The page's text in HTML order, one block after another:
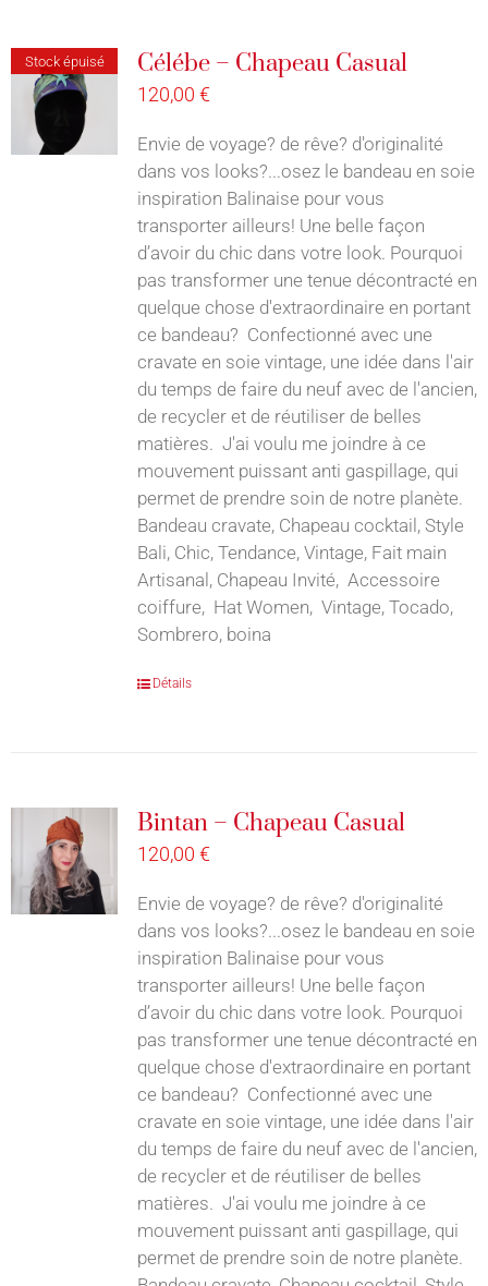
Stock épuisé Célébe – Chapeau Casual
120,00 €
Envie de voyage? de rêve? d'originalité
dans vos looks?...osez le bandeau en soie
inspiration Balinaise pour vous
transporter ailleurs! Une belle façon
d’avoir du chic dans votre look. Pourquoi
pas transformer une tenue décontracté en
quelque chose d'extraordinaire en portant
ce bandeau? Confectionné avec une
cravate en soie vintage, une idée dans l'air
du temps de faire du neuf avec de l'ancien,
de recycler et de réutiliser de belles
matières. J'ai voulu me joindre à ce
mouvement puissant anti gaspillage, qui
permet de prendre soin de notre planète.
Bandeau cravate, Chapeau cocktail, Style
Bali, Chic, Tendance, Vintage, Fait main
Artisanal, Chapeau Invité, Accessoire
coiffure, Hat Women, Vintage, Tocado,
Sombrero, boina
Détails
Bintan – Chapeau Casual
120,00 €
Envie de voyage? de rêve? d'originalité
dans vos looks?...osez le bandeau en soie
inspiration Balinaise pour vous
transporter ailleurs! Une belle façon
d’avoir du chic dans votre look. Pourquoi
pas transformer une tenue décontracté en
quelque chose d'extraordinaire en portant
ce bandeau? Confectionné avec une
cravate en soie vintage, une idée dans l'air
du temps de faire du neuf avec de l'ancien,
de recycler et de réutiliser de belles
matières. J'ai voulu me joindre à ce
mouvement puissant anti gaspillage, qui
permet de prendre soin de notre planète.